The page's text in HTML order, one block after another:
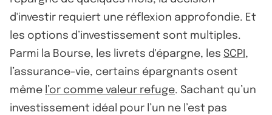
d'investir requiert une réflexion approfondie. Et
les options d’investissement sont multiples.
Parmi la Bourse, les livrets d'épargne, les SCPI ,
l’assurance-vie, certains épargnants osent
même l’or comme valeur refuge. Sachant qu’un
investissement idéal pour l’un ne l’est pas